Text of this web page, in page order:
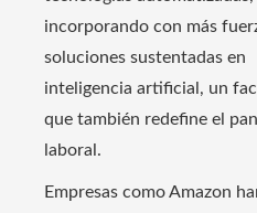
incorporando con más
soluciones sustentadas en
inteligencia artificial, un
que también redefine el
laboral.
Empresas como Amazon